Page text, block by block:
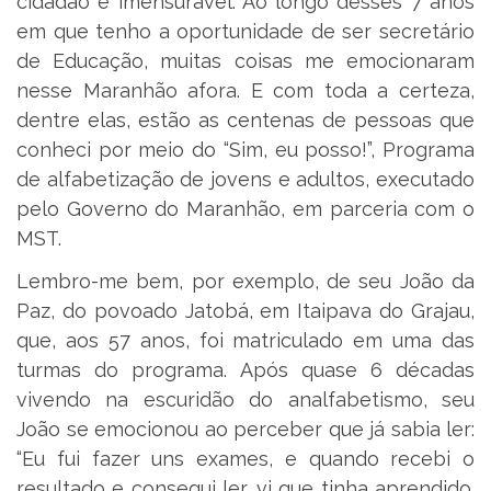
em que tenho a oportunidade de ser secretário
de Educação, muitas coisas me emocionaram
nesse Maranhão afora. E com toda a certeza,
dentre elas, estão as centenas de pessoas que
conheci por meio do “Sim, eu posso!”, Programa
de alfabetização de jovens e adultos, executado
pelo Governo do Maranhão, em parceria com o
MST.
Lembro-me bem, por exemplo, de seu João da
Paz, do povoado Jatobá, em Itaipava do Grajau,
que, aos 57 anos, foi matriculado em uma das
turmas do programa. Após quase 6 décadas
vivendo na escuridão do analfabetismo, seu
João se emocionou ao perceber que já sabia ler:
“Eu fui fazer uns exames, e quando recebi o